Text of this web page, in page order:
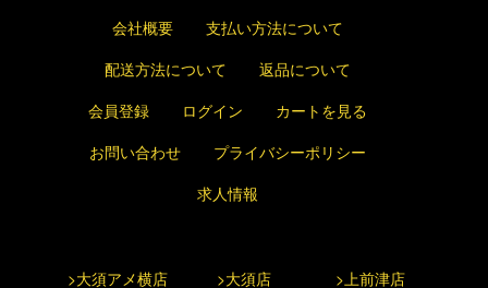
会社概要
支払い方法について
配送方法について
返品について
会員登録
ログイン
カートを見る
お問い合わせ
プライバシーポリシー
求人情報
>大須アメ横店 >大須店 >上前津店